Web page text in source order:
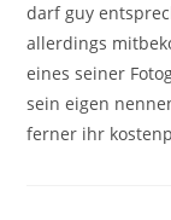
darf guy
allerdings
eines seiner
sein eigen
ferner ihr